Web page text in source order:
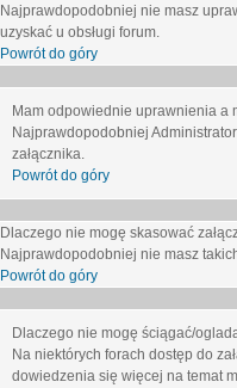
Najprawdopodobniej nie masz
uzyskać u obsługi forum.
Powrót do góry
Mam odpowiednie uprawnienia a
Najprawdopodobniej
załącznika.
Powrót do góry
Dlaczego nie mogę skasować
Najprawdopodobniej nie masz
Powrót do góry
Dlaczego nie mogę ściągać/
Na niektórych forach dostęp do
dowiedzenia się więcej na temat